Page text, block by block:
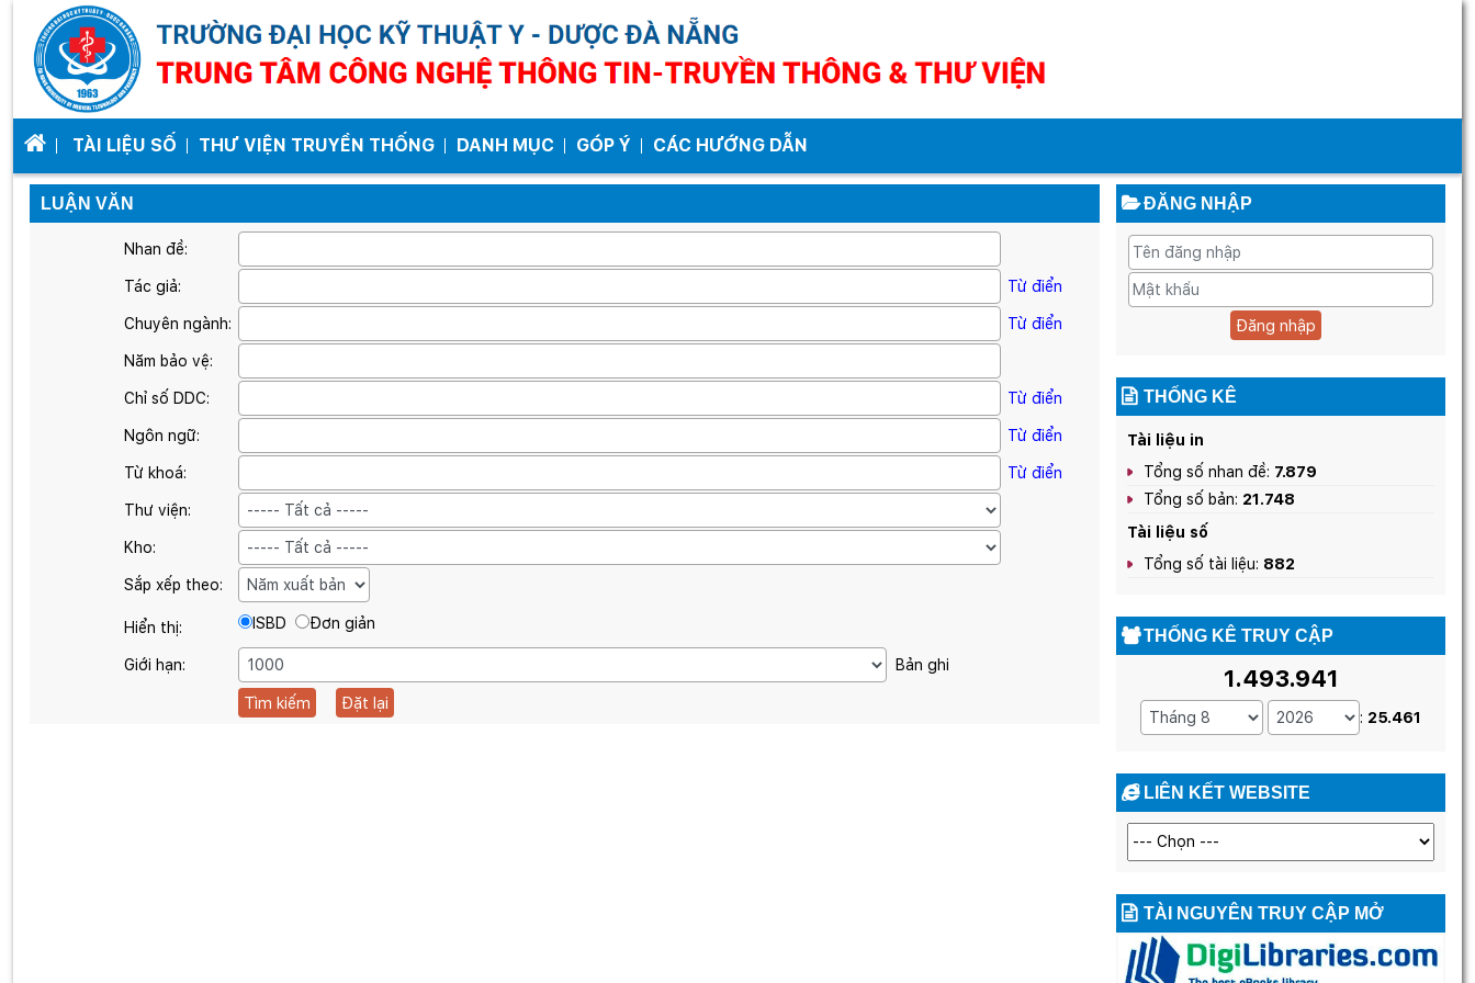
TÀI LIỆU SỐ THƯ VIỆN TRUYỀN THỐNG DANH MỤC GÓP Ý CÁC HƯỚNG DẪN
LUẬN VĂN
Nhan đề:
Tác giả: Từ điển
Chuyên ngành: Từ điển
Năm bảo vệ:
Chỉ số DDC: Từ điển
Ngôn ngữ: Từ điển
Từ khoá: Từ điển
Thư viện:
Kho:
Sắp xếp theo:
Hiển thị: ISBD Đơn giản
Giới hạn: Bản ghi
ĐĂNG NHẬP
Đăng nhập
THỐNG KÊ
Tài liệu in
Tổng số nhan đề: 7.879
Tổng số bản: 21.748
Tài liệu số
Tổng số tài liệu: 882
THỐNG KÊ TRUY CẬP
1.493.941
: 25.461
LIÊN KẾT WEBSITE
TÀI NGUYÊN TRUY CẬP MỞ